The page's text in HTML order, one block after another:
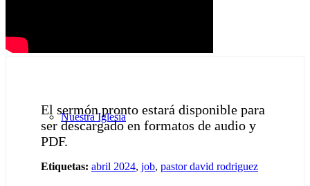
Nuestra Iglesia
El sermón pronto estará disponible para
ser descargado en formatos de audio y
PDF.
Etiquetas: abril 2024, job, pastor david rodriguez